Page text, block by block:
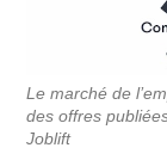
Le marché de
des offres
Joblift